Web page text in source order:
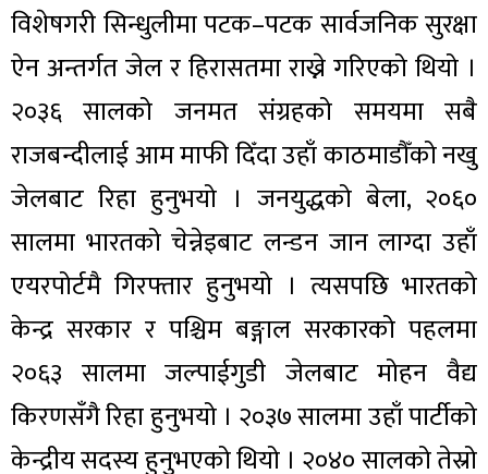
विशेषगरी सिन्धुलीमा पटक–पटक सार्वजनिक सुरक्षा
ऐन अन्तर्गत जेल र हिरासतमा राख्ने गरिएको थियो ।
२०३६ सालको जनमत संग्रहको समयमा सबै
राजबन्दीलाई आम माफी दिँदा उहाँ काठमाडौँको नखु
जेलबाट रिहा हुनुभयो । जनयुद्धको बेला, २०६०
सालमा भारतको चेन्नेइबाट लन्डन जान लाग्दा उहाँ
एयरपोर्टमै गिरफ्तार हुनुभयो । त्यसपछि भारतको
केन्द्र सरकार र पश्चिम बङ्गाल सरकारको पहलमा
२०६३ सालमा जल्पाईगुडी जेलबाट मोहन वैद्य
किरणसँगै रिहा हुनुभयो । २०३७ सालमा उहाँ पार्टीको
केन्द्रीय सदस्य हुनुभएको थियो । २०४० सालको तेस्रो